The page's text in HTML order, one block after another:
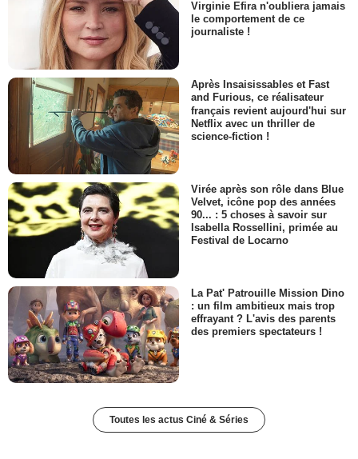
Virginie Efira n'oubliera jamais
le comportement de ce
journaliste !
Après Insaisissables et Fast
and Furious, ce réalisateur
français revient aujourd'hui sur
Netflix avec un thriller de
science-fiction !
Virée après son rôle dans Blue
Velvet, icône pop des années
90... : 5 choses à savoir sur
Isabella Rossellini, primée au
Festival de Locarno
La Pat' Patrouille Mission Dino
: un film ambitieux mais trop
effrayant ? L'avis des parents
des premiers spectateurs !
Toutes les actus Ciné & Séries